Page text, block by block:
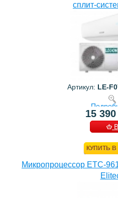
сплит-
Артикул: LE-
15
В
КУПИТЬ В
Микропроцессор ETC-